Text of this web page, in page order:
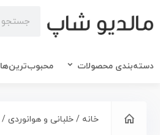
دسته‌بندی محصولات محبوب‌ترین‌ها
خانه / خلبانی و هوانوردی /